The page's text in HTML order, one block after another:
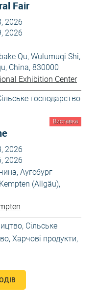
Fair
2026
2026
Qu, Wulumuqi Shi,
China, 830000
Exhibition Center
господарство
Виставка
2026
2026
Аугсбург
(Allgäu),
, Сільське
, Харчові продукти,